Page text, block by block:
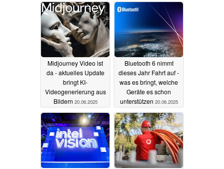
Midjourney Video ist
da - aktuelles Update
bringt KI-
Videogenerierung aus
Bildern 20.06.2025
Bluetooth 6 nimmt
dieses Jahr Fahrt auf -
was es bringt, welche
Geräte es schon
unterstützen 20.06.2025